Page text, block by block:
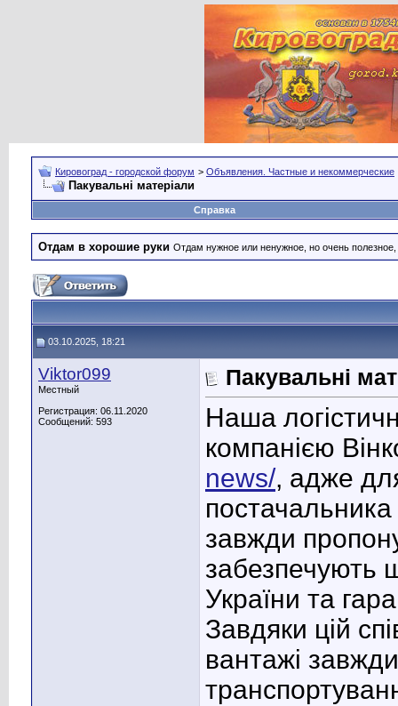
Кировоград - городской форум > Объявления. Частные и некоммерческие
Пакувальні матеріали
Справка
Отдам в хорошие руки Отдам нужное или ненужное, но очень
03.10.2025, 18:21
Viktor099
Местный
Регистрация: 06.11.2020
Сообщений: 593
Пакувальні
Наша
компанією
news/, адже
завжди
забезпечують
України та
Завдяки цій
вантажі